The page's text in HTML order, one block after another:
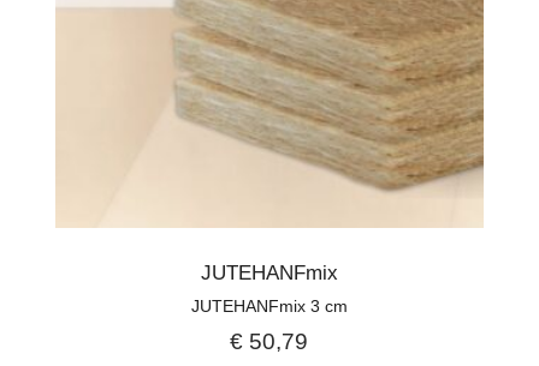
JUTEHANFmix
JUTEHANFmix 3 cm
€ 50,79